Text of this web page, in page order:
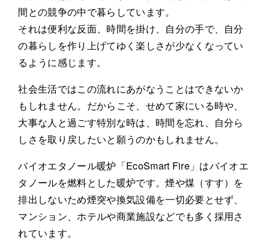
間との競争の中で暮らしています。
それは便利な反面、時間を掛け、自分の手で、自分
の暮らしを作り上げてゆく楽しさが少なくなってい
るように感じます。
社会生活ではこの流れにあがなうことはできないか
もしれません。だからこそ、せめて家にいる時や、
大事な人と過ごす特別な時は、時間を忘れ、自分ら
しさを取り戻したいと願うのかもしれません。
バイオエタノール暖炉「EcoSmart Fire」はバイオエ
タノールを燃料とした暖炉です。煙や煤（すす）を
排出しないため煙突や換気設備を一切必要とせず、
マンション、ホテルや商業施設などでも多く採用さ
れています。